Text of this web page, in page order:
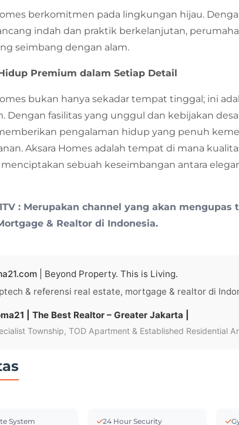
berkomitmen pada lingkungan hijau.
indah dan praktik berkelanjutan,
seimbang dengan alam.
Premium dalam Setiap Detail
bukan hanya sekadar tempat tinggal; ini
Dengan fasilitas yang unggul dan kebijakan
pengalaman hidup yang penuh
Aksara Homes adalah tempat di mana
menciptakan sebuah keseimbangan antara
: Merupakan channel yang akan mengupas
& Realtor di Indonesia.
| Beyond Property. This is Living.
& referensi real estate, mortgage & realtor di
| The Best Realtor – Greater Jakarta |
Township, TOD Apartment & Established Residential
System 24 Hour Security